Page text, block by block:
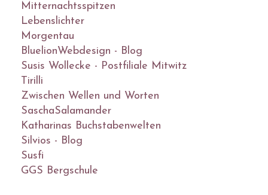
Mitternachtsspitzen
Lebenslichter
Morgentau
BluelionWebdesign - Blog
Susis Wollecke - Postfiliale Mitwitz
Tirilli
Zwischen Wellen und Worten
SaschaSalamander
Katharinas Buchstabenwelten
Silvios - Blog
Susfi
GGS Bergschule